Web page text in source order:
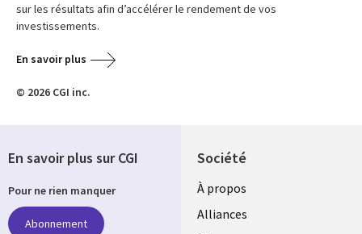
sur les résultats afin d’accélérer le rendement de vos
investissements.
En savoir plus
© 2026 CGI inc.
Société
À propos
Alliances
En savoir plus sur CGI
Pour ne rien manquer
Abonnement